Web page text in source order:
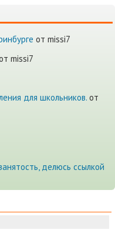
от missi7
missi7
для школьников. от
делюсь ссылкой